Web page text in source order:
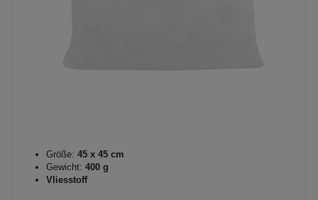
Größe: 45 x 45 cm
Gewicht: 400 g
Vliesstoff